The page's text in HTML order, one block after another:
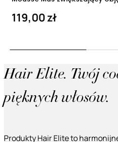
119,00 zł
Hair Elite. Twój
pięknych włosów.
Produkty Hair Elite to